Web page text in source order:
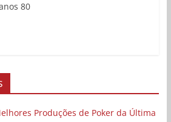
80
Produções de Poker da Última